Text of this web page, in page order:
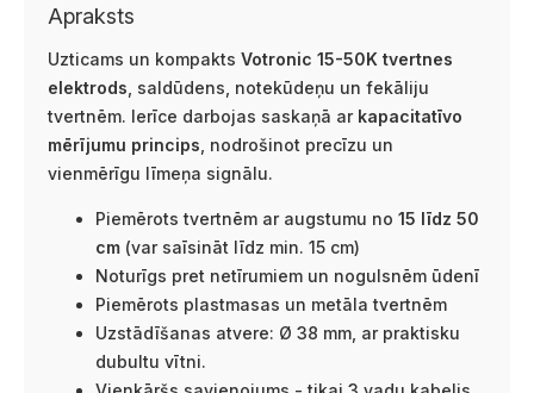
Apraksts
Uzticams un kompakts Votronic 15-50K tvertnes
elektrods , saldūdens, notekūdeņu un fekāliju
tvertnēm. Ierīce darbojas saskaņā ar kapacitatīvo
mērījumu princips , nodrošinot precīzu un
vienmērīgu līmeņa signālu.
Piemērots tvertnēm ar augstumu no 15 līdz 50
cm (var saīsināt līdz min. 15 cm)
Noturīgs pret netīrumiem un nogulsnēm ūdenī
Piemērots plastmasas un metāla tvertnēm
Uzstādīšanas atvere: Ø 38 mm, ar praktisku
dubultu vītni.